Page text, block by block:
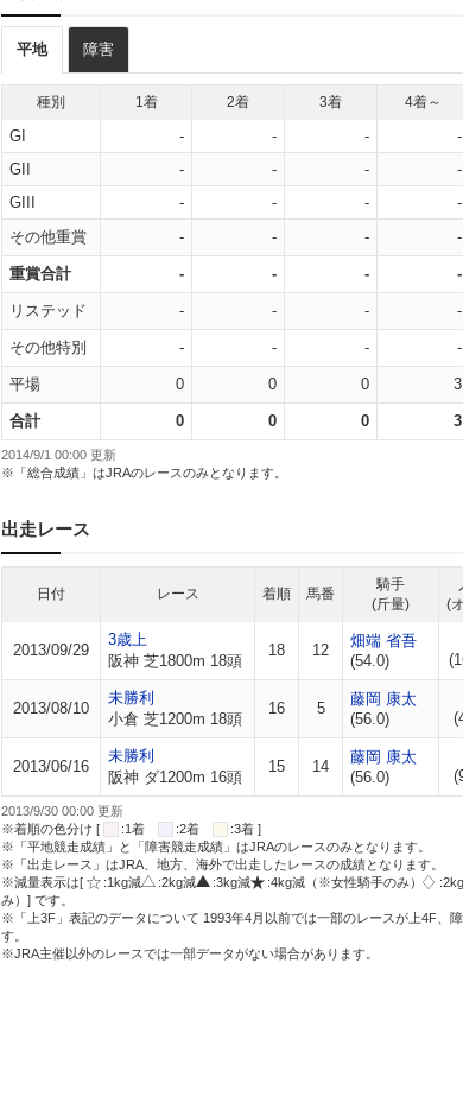
平地 障害
種別 1着 2着 3着 4着～
GI - - - -
GII
- - - -
GIII
- - - -
その他重賞
- - - -
重賞合計 - - - -
リステッド - - - -
その他特別 - - - -
平場 0 0 0 3
合計 0 0 0 3
2014/9/1 00:00 更新
※「総合成績」はJRAのレースのみとなります。
出走レース
日付 レース 着順 馬番
騎手
(斤量)
(
2013/09/29
3歳上
阪神 芝1800m 18頭
18 12
畑端 省吾
(54.0)
2013/08/10
未勝利
小倉 芝1200m 18頭
16 5
藤岡 康太
(56.0)
2013/06/16
未勝利
阪神 ダ1200m 16頭
15 14
藤岡 康太
(56.0)
2013/9/30 00:00 更新
※着順の色分け [
:1着 :2着
:3着 ]
※「平地競走成績」と「障害競走成績」はJRAのレースのみとなります。
※「出走レース」はJRA、地方、海外で出走したレースの成績となります。
※減量表示は[
:1kg減 :2kg減 :3kg減 :4kg減（※女性騎手のみ）
み）] です。
※「上3F」表記のデータについて 1993年4月以前では一部のレースが上4F、
す。
※JRA主催以外のレースでは一部データがない場合があります。